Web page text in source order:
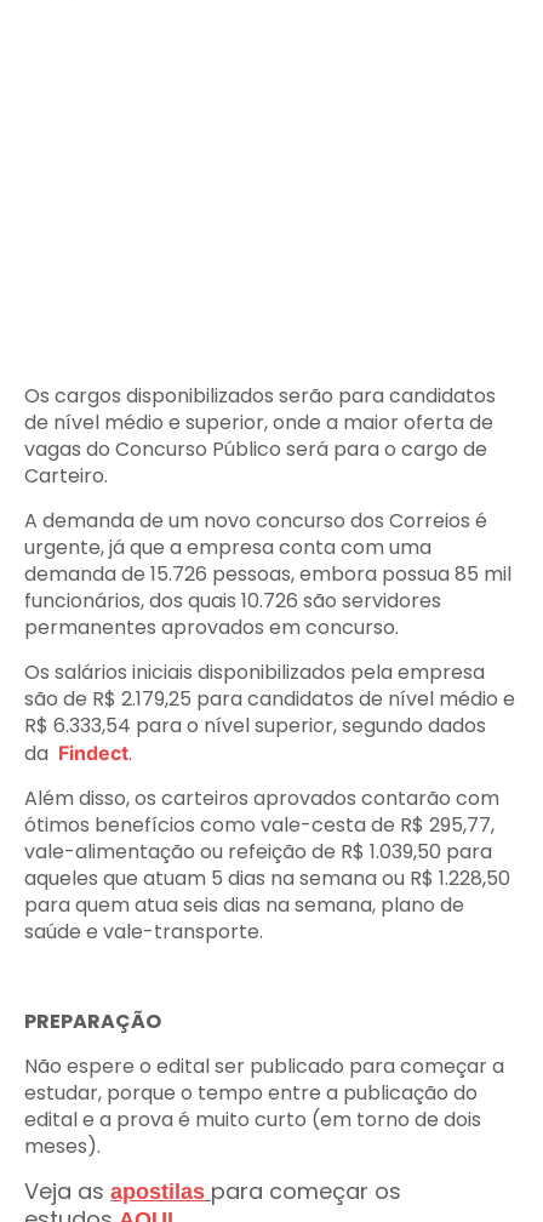
Os cargos disponibilizados serão para candidatos
de nível médio e superior, onde a maior oferta de
vagas do Concurso Público será para o cargo de
Carteiro.
A demanda de um novo concurso dos Correios é
urgente, já que a empresa conta com uma
demanda de 15.726 pessoas, embora possua 85 mil
funcionários, dos quais 10.726 são servidores
permanentes aprovados em concurso.
Os salários iniciais disponibilizados pela empresa
são de R$ 2.179,25 para candidatos de nível médio e
R$ 6.333,54 para o nível superior, segundo dados
da Findect.
Além disso, os carteiros aprovados contarão com
ótimos benefícios como vale-cesta de R$ 295,77,
vale-alimentação ou refeição de R$ 1.039,50 para
aqueles que atuam 5 dias na semana ou R$ 1.228,50
para quem atua seis dias na semana, plano de
saúde e vale-transporte.
PREPARAÇÃO
Não espere o edital ser publicado para começar a
estudar, porque o tempo entre a publicação do
edital e a prova é muito curto (em torno de dois
meses).
Veja as apostilas para começar os